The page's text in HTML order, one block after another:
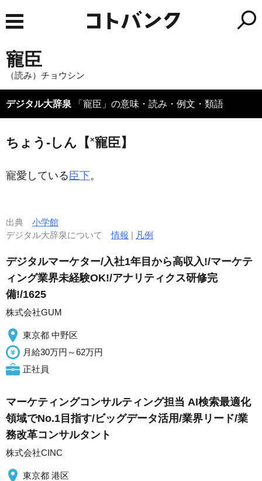
寵臣
（読み）チョウシン
デジタル大辞泉 「寵臣」の意味・読み・例文・類語
ちょう‐しん【 ×寵臣】
寵愛している 臣下。
出典 小学館
デジタル大辞泉について情報 | 凡例
デジタルマーケター/入社1年目から高収入!/マーケテ
ィング業界未経験OK!/アナリティクス研修完
備!/1625
株式会社GUM
東京都 中野区
月給30万円～62万円
正社員
マーケティングコンサルティング担当 AI検索最適化
領域でNo.1目指す/ビッグデータ活用/業界リード/業
務改革コンサルタント
株式会社CINC
東京都 港区